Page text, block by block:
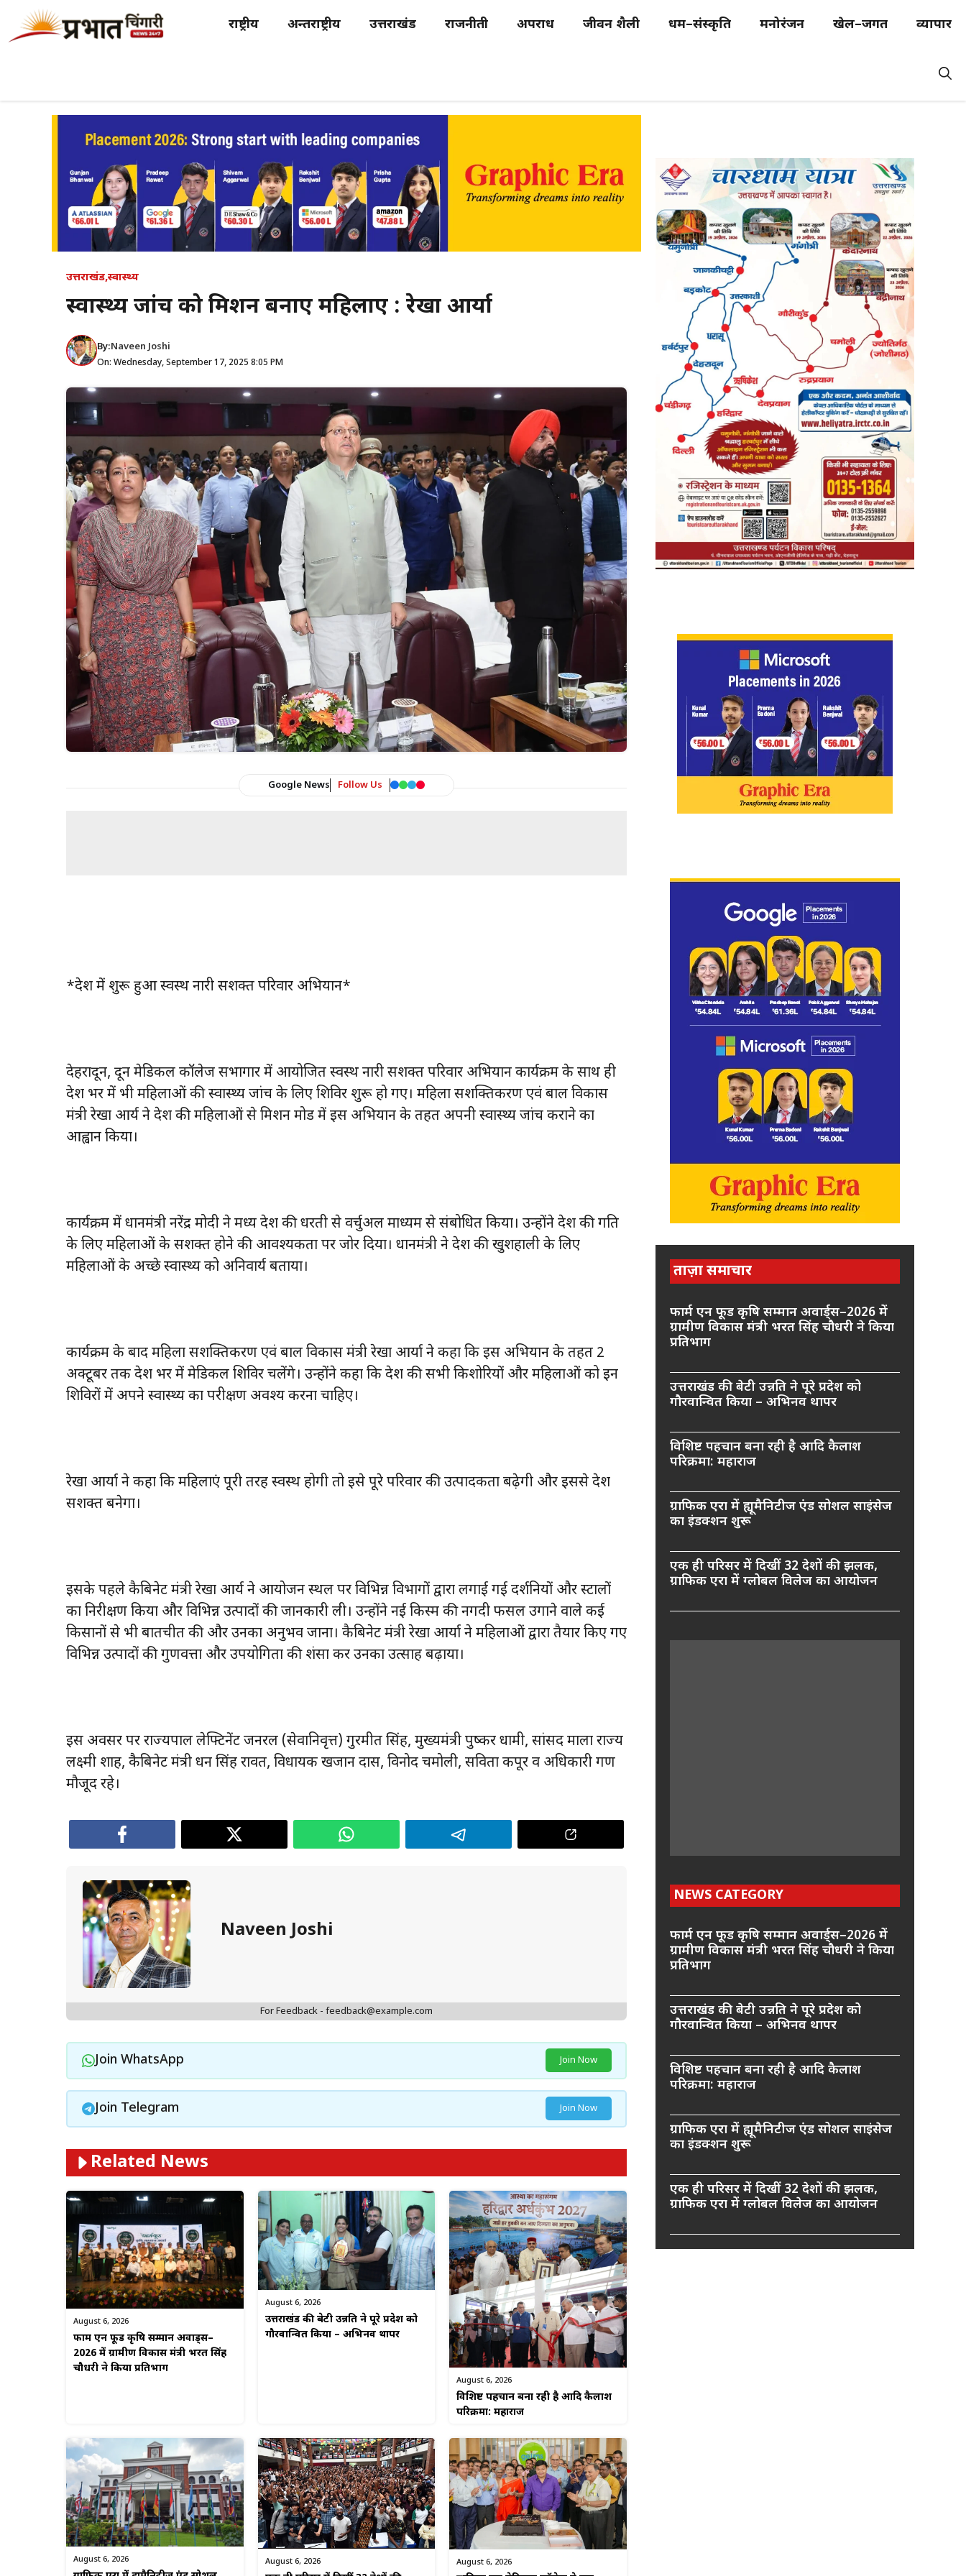
राष्ट्रीय अन्तर्राष्ट्रीय उत्तराखंड राजनीती अपराध जीवन शैली धर्म–संस्कृति मनोरंजन खेल–जगत व्यापार
उत्तराखंड,स्वास्थ्य
स्वास्थ्य जांच को मिशन बनाएं महिलाएं : रेखा आर्या
By:Naveen Joshi
On: Wednesday, September 17, 2025 8:05 PM
Google News Follow Us
*प्रदेश में शुरू हुआ स्वस्थ नारी सशक्त परिवार अभियान*
देहरादून, दून मेडिकल कॉलेज सभागार में आयोजित स्वस्थ नारी सशक्त परिवार अभियान कार्यक्रम के साथ ही
प्रदेश भर में भी महिलाओं की स्वास्थ्य जांच के लिए शिविर शुरू हो गए। महिला सशक्तिकरण एवं बाल विकास
मंत्री रेखा आर्य ने प्रदेश की महिलाओं से मिशन मोड में इस अभियान के तहत अपनी स्वास्थ्य जांच कराने का
आह्वान किया।
कार्यक्रम में प्रधानमंत्री नरेंद्र मोदी ने मध्य प्रदेश की धरती से वर्चुअल माध्यम से संबोधित किया। उन्होंने देश की प्रगति
के लिए महिलाओं के सशक्त होने की आवश्यकता पर जोर दिया। प्रधानमंत्री ने देश की खुशहाली के लिए
महिलाओं के अच्छे स्वास्थ्य को अनिवार्य बताया।
कार्यक्रम के बाद महिला सशक्तिकरण एवं बाल विकास मंत्री रेखा आर्या ने कहा कि इस अभियान के तहत 2
अक्टूबर तक प्रदेश भर में मेडिकल शिविर चलेंगे। उन्होंने कहा कि प्रदेश की सभी किशोरियों और महिलाओं को इन
शिविरों में अपने स्वास्थ्य का परीक्षण अवश्य करना चाहिए।
रेखा आर्या ने कहा कि महिलाएं पूरी तरह स्वस्थ होगी तो इसे पूरे परिवार की उत्पादकता बढ़ेगी और इससे प्रदेश
सशक्त बनेगा।
इसके पहले कैबिनेट मंत्री रेखा आर्य ने आयोजन स्थल पर विभिन्न विभागों द्वारा लगाई गई प्रदर्शनियों और स्टालों
का निरीक्षण किया और विभिन्न उत्पादों की जानकारी ली। उन्होंने नई किस्म की नगदी फसल उगाने वाले कई
किसानों से भी बातचीत की और उनका अनुभव जाना। कैबिनेट मंत्री रेखा आर्या ने महिलाओं द्वारा तैयार किए गए
विभिन्न उत्पादों की गुणवत्ता और उपयोगिता की प्रशंसा कर उनका उत्साह बढ़ाया।
इस अवसर पर राज्यपाल लेफ्टिनेंट जनरल (सेवानिवृत्त) गुरमीत सिंह, मुख्यमंत्री पुष्कर धामी, सांसद माला राज्य
लक्ष्मी शाह, कैबिनेट मंत्री धन सिंह रावत, विधायक खजान दास, विनोद चमोली, सविता कपूर व अधिकारी गण
मौजूद रहे।
Naveen Joshi
For Feedback - feedback@example.com
Join WhatsApp Join Now
Join Telegram Join Now
Related News
August 6, 2026
फार्म एन फूड कृषि सम्मान अवार्ड्स–
2026 में ग्रामीण विकास मंत्री भरत सिंह
चौधरी ने किया प्रतिभाग
August 6, 2026
उत्तराखंड की बेटी उन्नति ने पूरे प्रदेश को
गौरवान्वित किया – अभिनव थापर
August 6, 2026
विशिष्ट पहचान बना रही है आदि कैलाश
परिक्रमा: महाराज
August 6, 2026 August 6, 2026 August 6, 2026
ताज़ा समाचार
फार्म एन फूड कृषि सम्मान अवार्ड्स–2026 में
ग्रामीण विकास मंत्री भरत सिंह चौधरी ने किया
प्रतिभाग
उत्तराखंड की बेटी उन्नति ने पूरे प्रदेश को
गौरवान्वित किया – अभिनव थापर
विशिष्ट पहचान बना रही है आदि कैलाश
परिक्रमा: महाराज
ग्राफिक एरा में ह्यूमैनिटीज एंड सोशल साइंसेज
का इंडक्शन शुरू
एक ही परिसर में दिखीं 32 देशों की झलक,
ग्राफिक एरा में ग्लोबल विलेज का आयोजन
NEWS CATEGORY
फार्म एन फूड कृषि सम्मान अवार्ड्स–2026 में
ग्रामीण विकास मंत्री भरत सिंह चौधरी ने किया
प्रतिभाग
उत्तराखंड की बेटी उन्नति ने पूरे प्रदेश को
गौरवान्वित किया – अभिनव थापर
विशिष्ट पहचान बना रही है आदि कैलाश
परिक्रमा: महाराज
ग्राफिक एरा में ह्यूमैनिटीज एंड सोशल साइंसेज
का इंडक्शन शुरू
एक ही परिसर में दिखीं 32 देशों की झलक,
ग्राफिक एरा में ग्लोबल विलेज का आयोजन